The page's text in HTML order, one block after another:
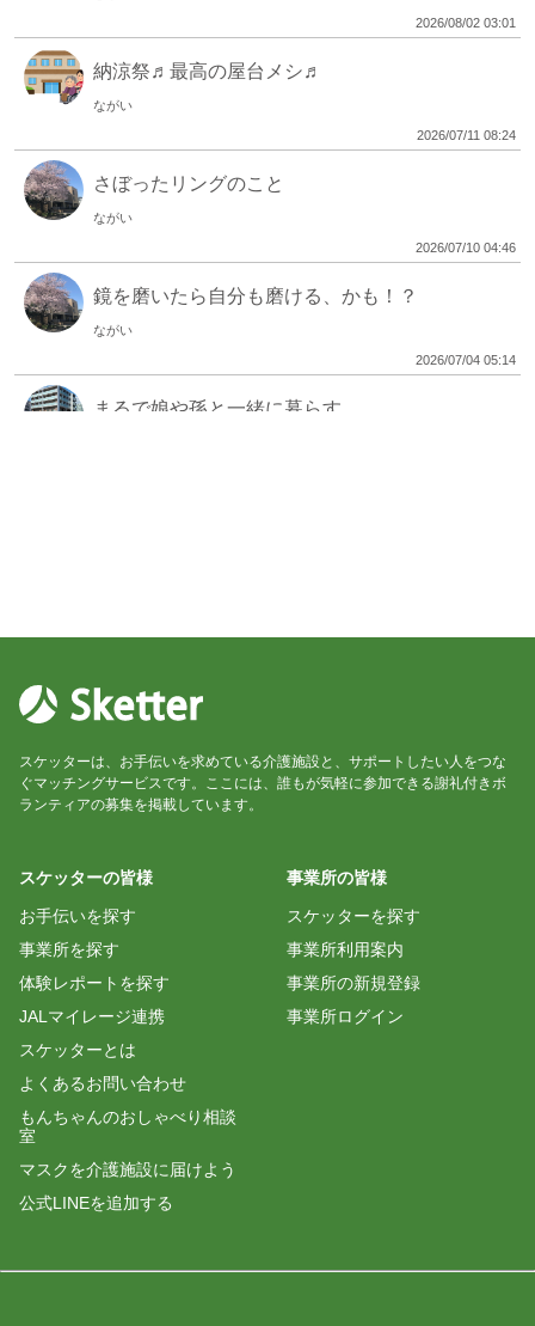
2026/08/02 03:01
納涼祭♬最高の屋台メシ♬
ながい
2026/07/11 08:24
さぼったリングのこと
ながい
2026/07/10 04:46
鏡を磨いたら自分も磨ける、かも！？
ながい
2026/07/04 05:14
まるで娘や孫と一緒に暮らす
ガチの筋トレ、その後の温かいお昼ごはん！
ながい
春を思いながらの活動
戸建ての親密感
ながい
高級住宅地の特養での活動
スケッターは、お手伝いを求めている介護施設と、サポートしたい人をつな
ぐマッチングサービスです。ここには、誰もが気軽に参加できる謝礼付きボ
ランティアの募集を掲載しています。
スケッターの皆様
お手伝いを探す
事業所を探す
体験レポートを探す
JALマイレージ連携
スケッターとは
よくあるお問い合わせ
もんちゃんのおしゃべり相談
室
マスクを介護施設に届けよう
公式LINEを追加する
事業所の皆様
スケッターを探す
事業所利用案内
事業所の新規登録
事業所ログイン